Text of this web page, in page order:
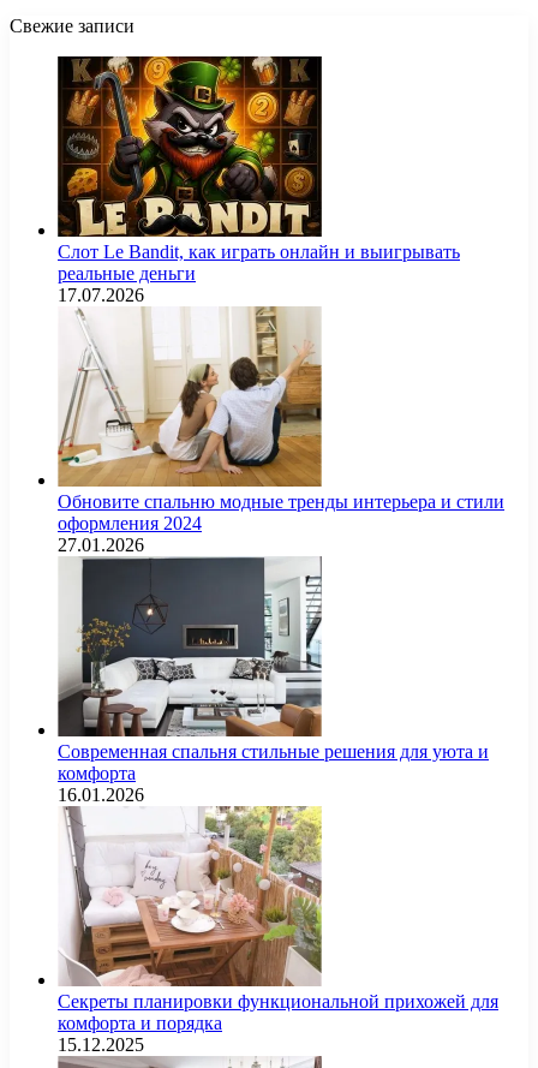
Свежие записи
Слот Le Bandit, как играть онлайн и выигрывать
реальные деньги
17.07.2026
Обновите спальню модные тренды интерьера и стили
оформления 2024
27.01.2026
Современная спальня стильные решения для уюта и
комфорта
16.01.2026
Секреты планировки функциональной прихожей для
комфорта и порядка
15.12.2025